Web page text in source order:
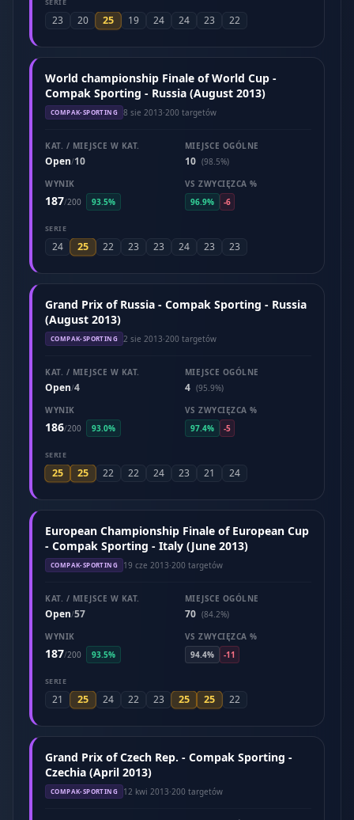
23 20 25 19 24 24 23 22
World championship Finale of World Cup -
Compak Sporting - Russia (August 2013)
COMPAK-SPORTING 8 sie 2013·200 targetów
KAT. / MIEJSCE W KAT.
Open/10
MIEJSCE OGÓLNE
10 (98.5%)
WYNIK
187/200 93.5%
VS ZWYCIĘZCA %
96.9%
-6
SERIE
24 25 22 23 23 24 23 23
Grand Prix of Russia - Compak Sporting - Russia
(August 2013)
COMPAK-SPORTING 2 sie 2013·200 targetów
KAT. / MIEJSCE W KAT.
Open/4
MIEJSCE OGÓLNE
4 (95.9%)
WYNIK
186/200 93.0%
VS ZWYCIĘZCA %
97.4%
-5
SERIE
25 25 22 22 24 23 21 24
European Championship Finale of European Cup
- Compak Sporting - Italy (June 2013)
COMPAK-SPORTING 19 cze 2013·200 targetów
KAT. / MIEJSCE W KAT.
Open/57
MIEJSCE OGÓLNE
70 (84.2%)
WYNIK
187/200 93.5%
VS ZWYCIĘZCA %
94.4%
-11
SERIE
21 25 24 22 23 25 25 22
Grand Prix of Czech Rep. - Compak Sporting -
Czechia (April 2013)
COMPAK-SPORTING 12 kwi 2013·200 targetów